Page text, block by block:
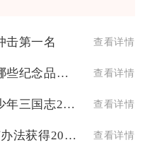
击第一名 查看详情
无神之界平民推荐哪些纪念品值得购买 查看详情
蜀国五金的站位在少年三国志2里应该怎么调整 查看详情
卧虎藏龙2中有没有办法获得20份青草 查看详情